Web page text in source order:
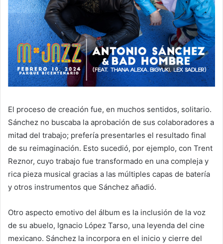
El proceso de creación fue, en muchos sentidos, solitario.
Sánchez no buscaba la aprobación de sus colaboradores a
mitad del trabajo; prefería presentarles el resultado final
de su reimaginación. Esto sucedió, por ejemplo, con Trent
Reznor, cuyo trabajo fue transformado en una compleja y
rica pieza musical gracias a las múltiples capas de batería
y otros instrumentos que Sánchez añadió.
Otro aspecto emotivo del álbum es la inclusión de la voz
de su abuelo, Ignacio López Tarso, una leyenda del cine
mexicano. Sánchez la incorpora en el inicio y cierre del